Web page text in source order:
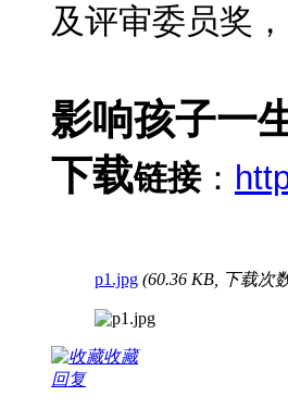
及评审委员奖
影响孩子一
下载链接：
p1.jpg (60.36 KB, 下载次
收藏
回复